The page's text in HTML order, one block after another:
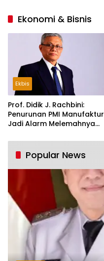
Ekonomi & Bisnis
Ekbis
Prof. Didik J. Rachbini:
Penurunan PMI Manufaktur
Jadi Alarm Melemahnya
Popular News